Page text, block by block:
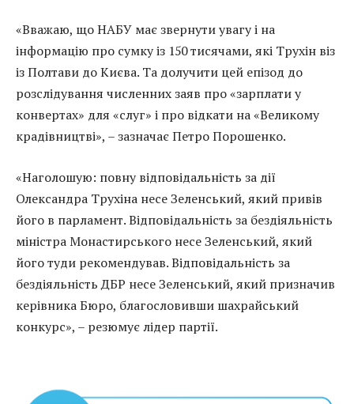
«Вважаю, що НАБУ має звернути увагу і на
інформацію про сумку із 150 тисячами, які Трухін віз
із Полтави до Києва. Та долучити цей епізод до
розслідування численних заяв про «зарплати у
конвертах» для «слуг» і про відкати на «Великому
крадівництві», – зазначає Петро Порошенко.
«Наголошую: повну відповідальність за дії
Олександра Трухіна несе Зеленський, який привів
його в парламент. Відповідальність за бездіяльність
міністра Монастирського несе Зеленський, який
його туди рекомендував. Відповідальність за
бездіяльність ДБР несе Зеленський, який призначив
керівника Бюро, благословивши шахрайський
конкурс», – резюмує лідер партії.